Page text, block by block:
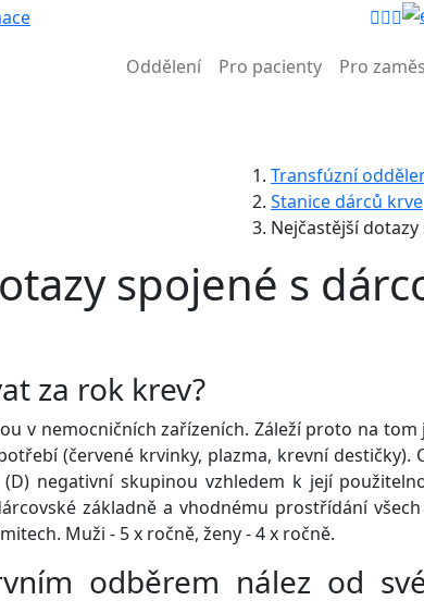
Oddělení Pro pacienty Pro
Transfúzní
Stanice dárců krve
Nejčastější
spojené s
za rok krev?
v nemocničních zařízeních. Záleží proto na
(červené krvinky, plazma, krevní destičky).
negativní skupinou vzhledem k její
základně a vhodnému prostřídání
Muži - 5 x ročně, ženy - 4 x ročně.
odběrem nález od